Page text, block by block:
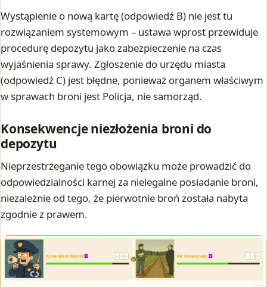
Wystąpienie o nową kartę (odpowiedź B) nie jest tu
rozwiązaniem systemowym – ustawa wprost przewiduje
procedurę depozytu jako zabezpieczenie na czas
wyjaśnienia sprawy. Zgłoszenie do urzędu miasta
(odpowiedź C) jest błędne, ponieważ organem właściwym
w sprawach broni jest Policja, nie samorząd.
Konsekwencje niezłożenia broni do
depozytu
Nieprzestrzeganie tego obowiązku może prowadzić do
odpowiedzialności karnej za nielegalne posiadanie broni,
niezależnie od tego, że pierwotnie broń została nabyta
zgodnie z prawem.